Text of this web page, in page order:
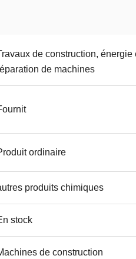
de construction, énergie
de machines
ordinaire
produits chimiques
stock
de construction